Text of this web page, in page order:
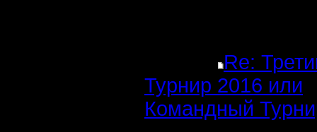
Re:
Турнир 2016 или
Командный